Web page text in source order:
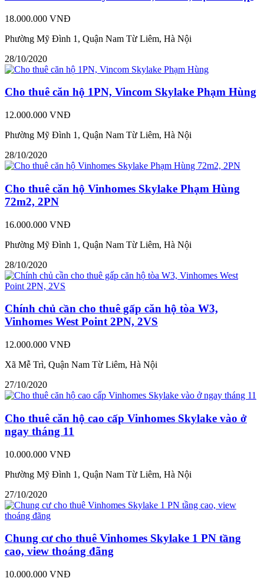
18.000.000 VNĐ
Phường Mỹ Đình 1, Quận Nam Từ Liêm, Hà Nội
28/10/2020
Cho thuê căn hộ 1PN, Vincom Skylake Phạm Hùng
12.000.000 VNĐ
Phường Mỹ Đình 1, Quận Nam Từ Liêm, Hà Nội
28/10/2020
Cho thuê căn hộ Vinhomes Skylake Phạm Hùng
72m2, 2PN
16.000.000 VNĐ
Phường Mỹ Đình 1, Quận Nam Từ Liêm, Hà Nội
28/10/2020
Chính chủ cần cho thuê gấp căn hộ tòa W3,
Vinhomes West Point 2PN, 2VS
12.000.000 VNĐ
Xã Mễ Trì, Quận Nam Từ Liêm, Hà Nội
27/10/2020
Cho thuê căn hộ cao cấp Vinhomes Skylake vào ở
ngay tháng 11
10.000.000 VNĐ
Phường Mỹ Đình 1, Quận Nam Từ Liêm, Hà Nội
27/10/2020
Chung cư cho thuê Vinhomes Skylake 1 PN tầng
cao, view thoáng đãng
10.000.000 VNĐ